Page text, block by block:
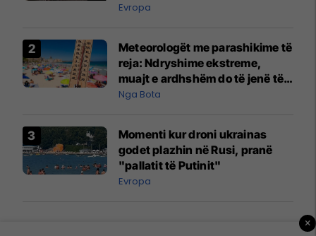
Evropa
Meteorologët me parashikime të
reja: Ndryshime ekstreme,
muajt e ardhshëm do të jenë të
pazakontë
Nga Bota
Momenti kur droni ukrainas
godet plazhin në Rusi, pranë
"pallatit të Putinit"
Evropa
×